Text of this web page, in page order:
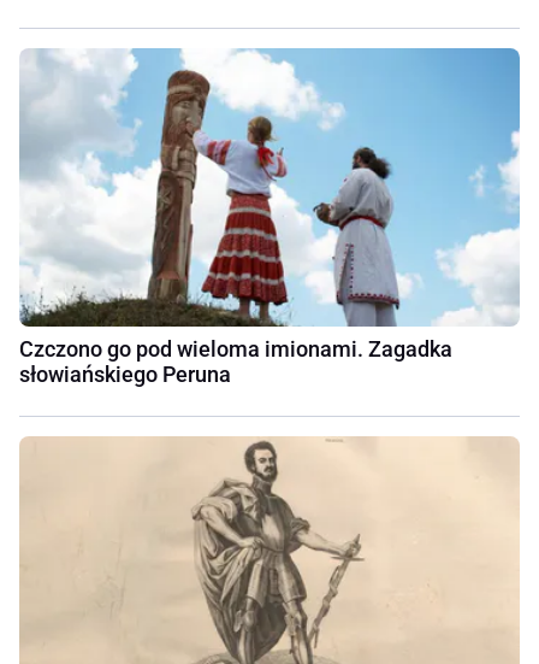
Czczono go pod wieloma imionami. Zagadka
słowiańskiego Peruna